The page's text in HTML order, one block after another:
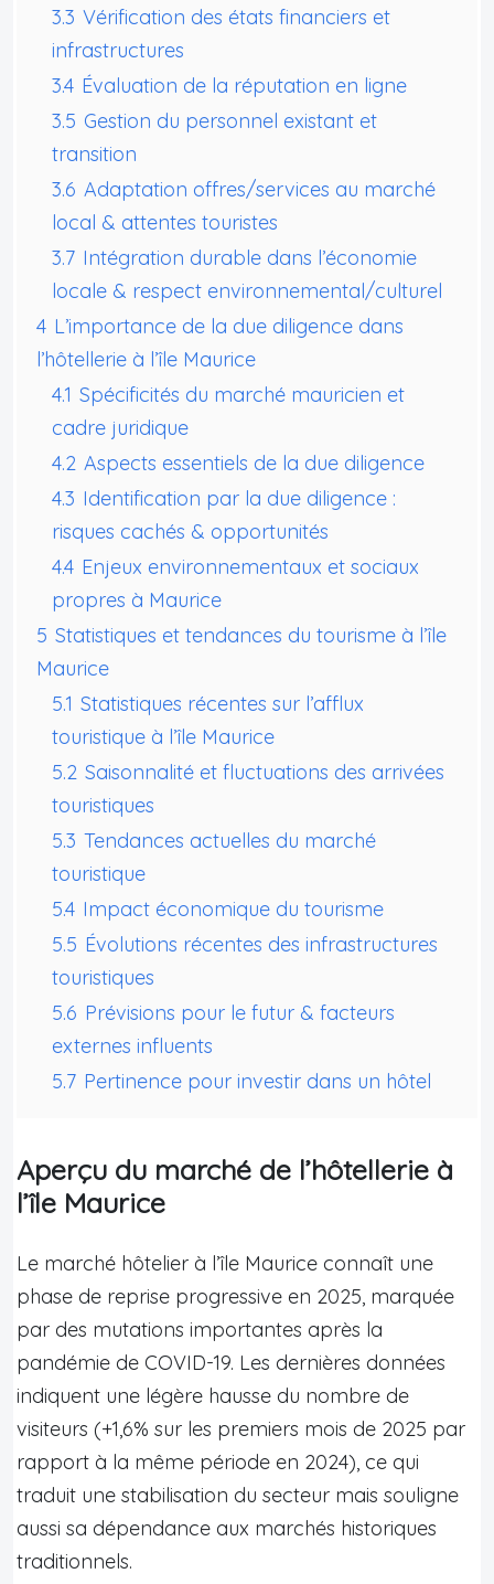
3.3 Vérification des états financiers et
infrastructures
3.4 Évaluation de la réputation en ligne
3.5 Gestion du personnel existant et
transition
3.6 Adaptation offres/services au marché
local & attentes touristes
3.7 Intégration durable dans l’économie
locale & respect environnemental/culturel
4 L’importance de la due diligence dans
l’hôtellerie à l’île Maurice
4.1 Spécificités du marché mauricien et
cadre juridique
4.2 Aspects essentiels de la due diligence
4.3 Identification par la due diligence :
risques cachés & opportunités
4.4 Enjeux environnementaux et sociaux
propres à Maurice
5 Statistiques et tendances du tourisme à l’île
Maurice
5.1 Statistiques récentes sur l’afflux
touristique à l’île Maurice
5.2 Saisonnalité et fluctuations des arrivées
touristiques
5.3 Tendances actuelles du marché
touristique
5.4 Impact économique du tourisme
5.5 Évolutions récentes des infrastructures
touristiques
5.6 Prévisions pour le futur & facteurs
externes influents
5.7 Pertinence pour investir dans un hôtel
Aperçu du marché de l’hôtellerie à
l’île Maurice
Le marché hôtelier à l’île Maurice connaît une
phase de reprise progressive en 2025, marquée
par des mutations importantes après la
pandémie de COVID-19. Les dernières données
indiquent une légère hausse du nombre de
visiteurs (+1,6% sur les premiers mois de 2025 par
rapport à la même période en 2024), ce qui
traduit une stabilisation du secteur mais souligne
aussi sa dépendance aux marchés historiques
traditionnels.